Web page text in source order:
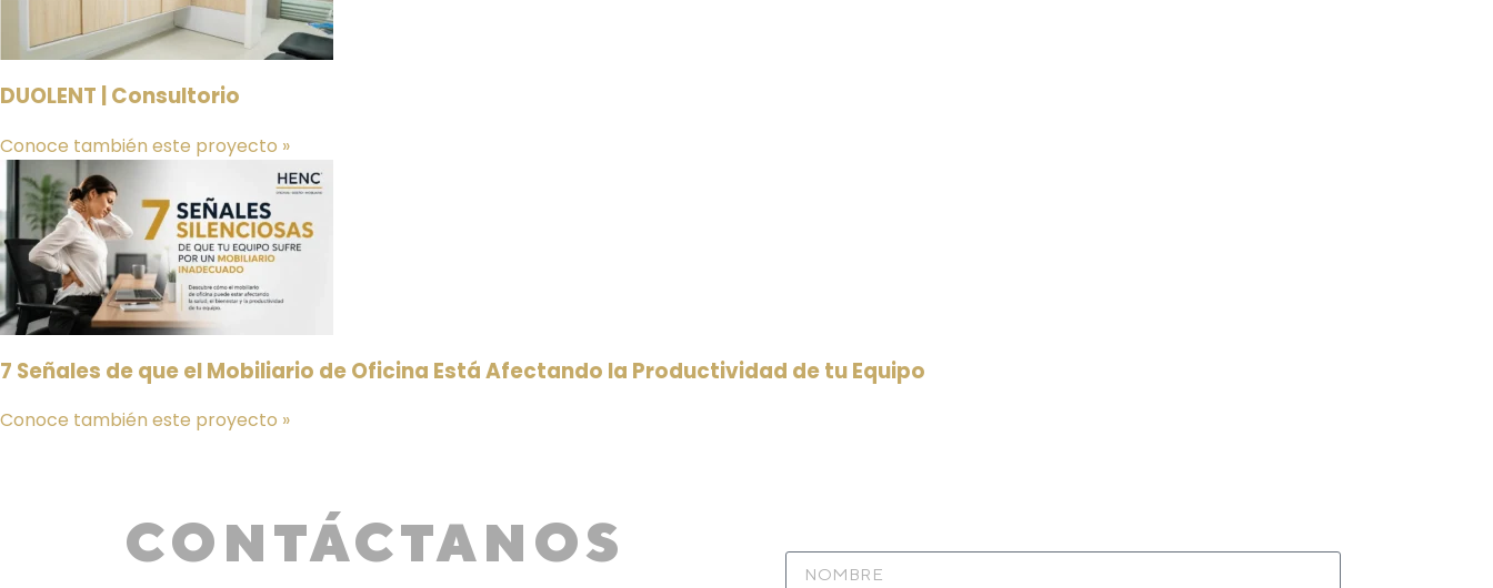
DUOLENT | Consultorio
Conoce también este proyecto »
7 Señales de que el Mobiliario de Oficina Está Afectando la Productividad de tu Equipo
Conoce también este proyecto »
CONTÁCTANOS